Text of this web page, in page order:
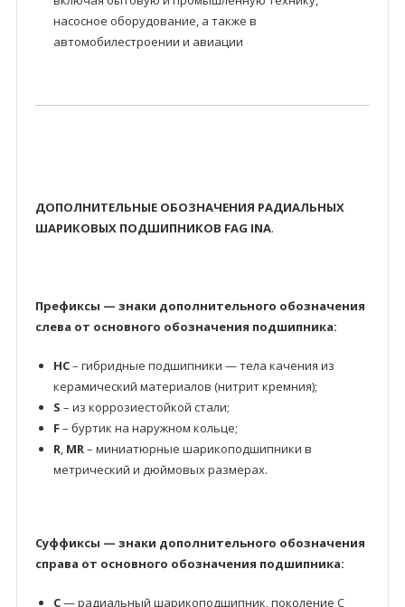
насосное оборудование, а также в
автомобилестроении и авиации
ДОПОЛНИТЕЛЬНЫЕ ОБОЗНАЧЕНИЯ РАДИАЛЬНЫХ
ШАРИКОВЫХ ПОДШИПНИКОВ FAG INA.
Префиксы — знаки дополнительного обозначения
слева от основного обозначения подшипника:
HC– гибридные подшипники — тела качения из
керамический материалов (нитрит кремния);
S – из коррозиестойкой стали;
F– буртик на наружном кольце;
R, MR– миниатюрные шарикоподшипники в
метрический и дюймовых размерах.
Суффиксы — знаки дополнительного обозначения
справа от основного обозначения подшипника:
C— радиальный шарикоподшипник, поколение C